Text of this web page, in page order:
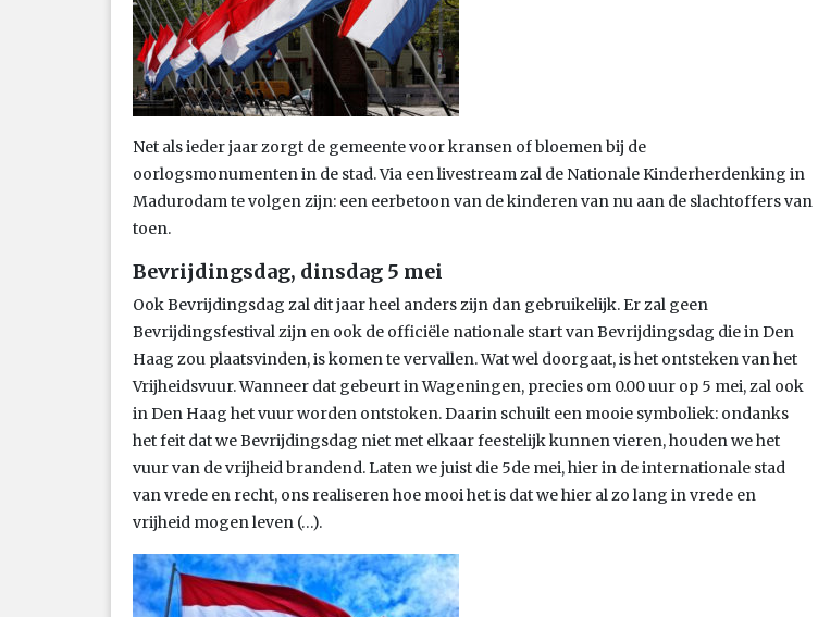
Net als ieder jaar zorgt de gemeente voor kransen of bloemen bij de
oorlogsmonumenten in de stad. Via een livestream zal de Nationale Kinderherdenking in
Madurodam te volgen zijn: een eerbetoon van de kinderen van nu aan de slachtoffers van
toen.
Bevrijdingsdag, dinsdag 5 mei
Ook Bevrijdingsdag zal dit jaar heel anders zijn dan gebruikelijk. Er zal geen
Bevrijdingsfestival zijn en ook de officiële nationale start van Bevrijdingsdag die in Den
Haag zou plaatsvinden, is komen te vervallen. Wat wel doorgaat, is het ontsteken van het
Vrijheidsvuur. Wanneer dat gebeurt in Wageningen, precies om 0.00 uur op 5 mei, zal ook
in Den Haag het vuur worden ontstoken. Daarin schuilt een mooie symboliek: ondanks
het feit dat we Bevrijdingsdag niet met elkaar feestelijk kunnen vieren, houden we het
vuur van de vrijheid brandend. Laten we juist die 5de mei, hier in de internationale stad
van vrede en recht, ons realiseren hoe mooi het is dat we hier al zo lang in vrede en
vrijheid mogen leven (…).